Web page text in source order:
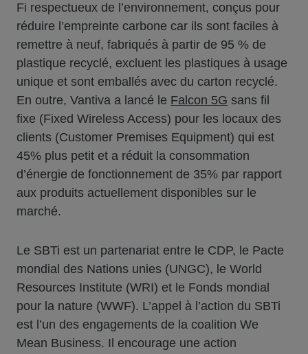
Fi respectueux de l’environnement, conçus pour
réduire l’empreinte carbone car ils sont faciles à
remettre à neuf, fabriqués à partir de 95 % de
plastique recyclé, excluent les plastiques à usage
unique et sont emballés avec du carton recyclé.
En outre, Vantiva a lancé le Falcon 5G sans fil
fixe (Fixed Wireless Access) pour les locaux des
clients (Customer Premises Equipment) qui est
45% plus petit et a réduit la consommation
d’énergie de fonctionnement de 35% par rapport
aux produits actuellement disponibles sur le
marché.
Le SBTi est un partenariat entre le CDP, le Pacte
mondial des Nations unies (UNGC), le World
Resources Institute (WRI) et le Fonds mondial
pour la nature (WWF). L’appel à l’action du SBTi
est l’un des engagements de la coalition We
Mean Business. Il encourage une action